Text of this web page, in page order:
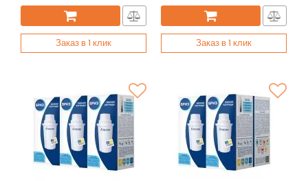
Заказ в 1 клик Заказ в 1 клик